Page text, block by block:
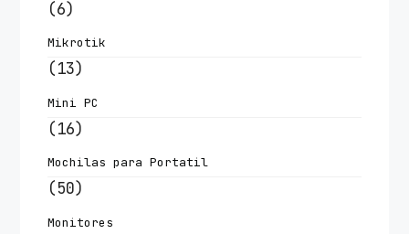
(6)
Mikrotik
(13)
Mini PC
(16)
Mochilas para Portatil
(50)
Monitores